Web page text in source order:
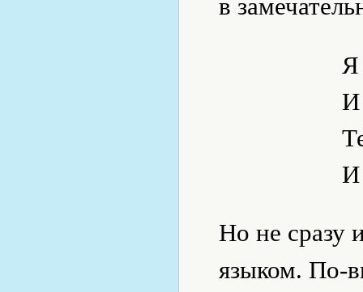
в
Я
И
И
Но не сразу
языком. По-